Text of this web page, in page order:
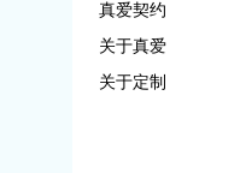
真爱契约
关于真爱
关于定制